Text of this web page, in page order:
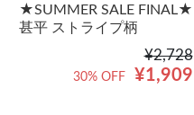
★SUMMER SALE FINAL★
甚平 ストライプ柄
¥2,728
¥1,909
30% OFF